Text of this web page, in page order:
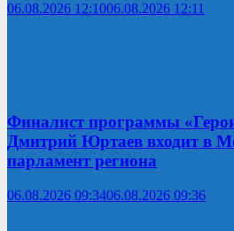
06.08.2026 12:1006.08.2026 12:11
Финалист программы
Дмитрий Юртаев входит в
парламент региона
06.08.2026 09:3406.08.2026 09:36